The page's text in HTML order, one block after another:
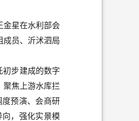
金星在水利部会
成员、沂沭泗局
初步建成的数字
聚焦上游水库拦
预演、会商研
，强化实景模